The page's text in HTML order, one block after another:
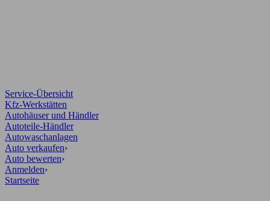
Service-Übersicht
Kfz-Werkstätten
Autohäuser und Händler
Autoteile-Händler
Autowaschanlagen
Auto verkaufen›
Auto bewerten›
Anmelden›
Startseite